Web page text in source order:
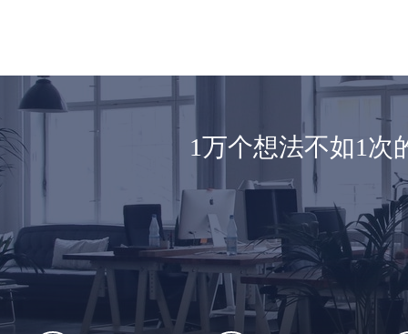
1万个想法不如1次